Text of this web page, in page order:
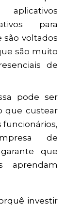
para
são voltados
são muito
de
pode ser
que custear
funcionários,
de
que
aprendam
investir